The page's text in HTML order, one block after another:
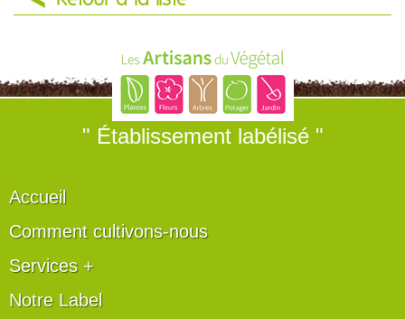
" Établissement labélisé "
Accueil
Comment cultivons-nous
Services +
Notre Label